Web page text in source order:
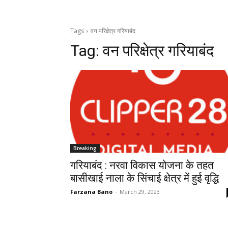
Tags वन परिक्षेत्र गरियाबंद
Tag:वन परिक्षेत्र गरियाबंद
Breaking
गरियाबंद : नरवा विकास योजना के तहत
बासीखाई नाला के सिंचाई क्षेत्र में हुई वृद्धि
Farzana Bano - March 29, 2023